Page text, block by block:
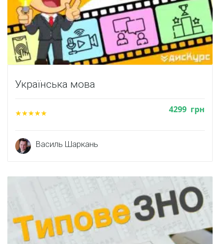
Українська мова
4299 грн
Василь Шаркань